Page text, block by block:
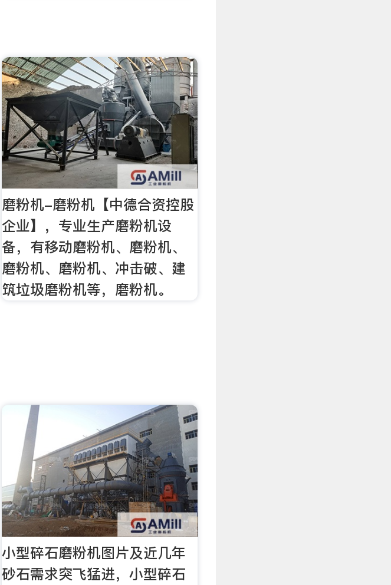
磨粉机-磨粉机【中德合资控股
企业】，专业生产磨粉机设
备，有移动磨粉机、磨粉机、
磨粉机、磨粉机、冲击破、建
筑垃圾磨粉机等，磨粉机。
小型碎石磨粉机图片及近几年
砂石需求突飞猛进，小型碎石